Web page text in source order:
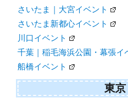
さいたま｜大宮イベント
さいたま新都心イベント
川口イベント
千葉｜稲毛海浜公園・幕張イ
船橋イベント
東京